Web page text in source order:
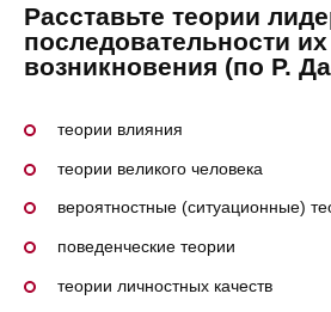
Расставьте теории
последовательности их
возникновения (по Р.
теории влияния
теории великого человека
вероятностные (ситуационные)
поведенческие теории
теории личностных качеств